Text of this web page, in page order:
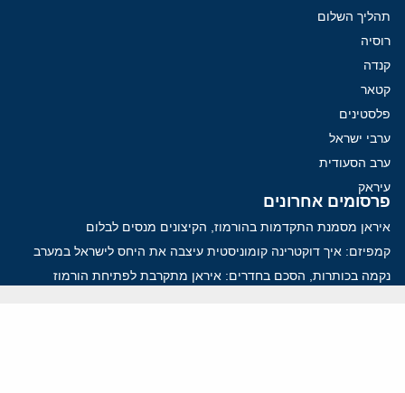
תהליך השלום
רוסיה
קנדה
קטאר
פלסטינים
ערבי ישראל
ערב הסעודית
עיראק
פרסומים אחרונים
איראן מסמנת התקדמות בהורמוז, הקיצונים מנסים לבלום
קמפיזם: איך דוקטרינה קומוניסטית עיצבה את היחס לישראל במערב
נקמה בכותרות, הסכם בחדרים: איראן מתקרבת לפתיחת הורמוז